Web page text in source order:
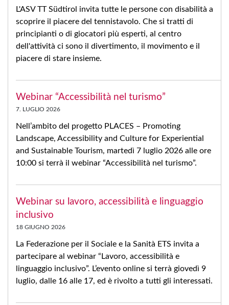
L'ASV TT Südtirol invita tutte le persone con disabilità a
scoprire il piacere del tennistavolo. Che si tratti di
principianti o di giocatori più esperti, al centro
dell'attività ci sono il divertimento, il movimento e il
piacere di stare insieme.
Webinar “Accessibilità nel turismo”
7. LUGLIO 2026
Nell’ambito del progetto PLACES – Promoting
Landscape, Accessibility and Culture for Experiential
and Sustainable Tourism, martedì 7 luglio 2026 alle ore
10:00 si terrà il webinar “Accessibilità nel turismo”.
Webinar su lavoro, accessibilità e linguaggio
inclusivo
18 GIUGNO 2026
La Federazione per il Sociale e la Sanità ETS invita a
partecipare al webinar “Lavoro, accessibilità e
linguaggio inclusivo”. L’evento online si terrà giovedì 9
luglio, dalle 16 alle 17, ed è rivolto a tutti gli interessati.